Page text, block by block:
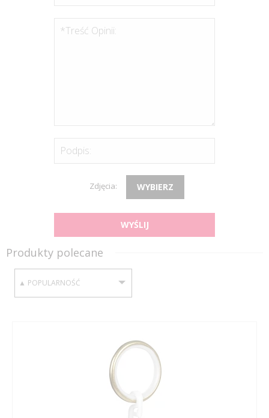
*Treść Opinii:
Podpis:
Zdjęcia: WYBIERZ
WYŚLIJ
Produkty polecane
SORTUJ WEDŁUG: